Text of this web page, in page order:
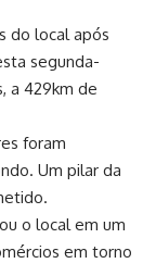
do local após
segunda-
a 429km de
foram
Um pilar da
o local em um
em torno